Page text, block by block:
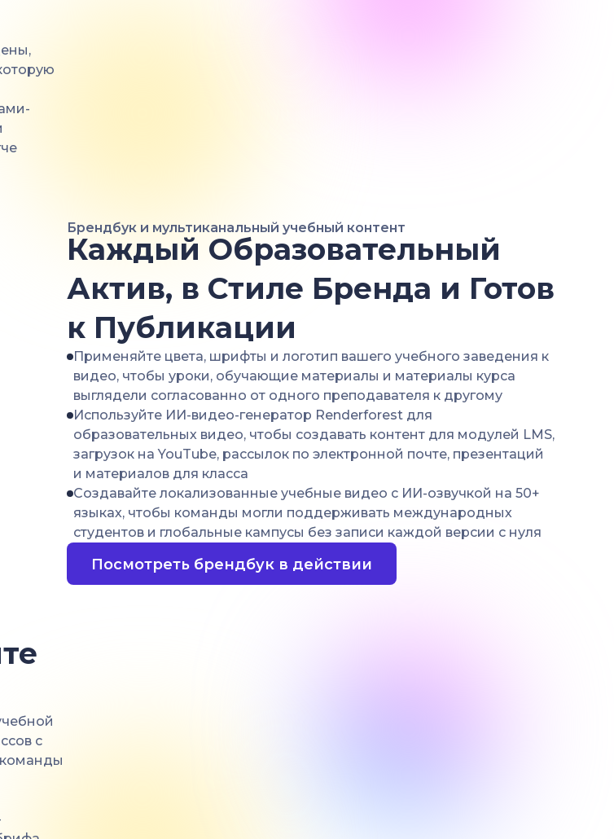
Брендбук и мультиканальный учебный контент
Каждый Образовательный
Актив, в Стиле Бренда и Готов
к Публикации
Применяйте цвета, шрифты и логотип вашего учебного заведения к
видео, чтобы уроки, обучающие материалы и материалы курса
выглядели согласованно от одного преподавателя к другому
Используйте ИИ-видео-генератор Renderforest для
образовательных видео, чтобы создавать контент для модулей LMS,
загрузок на YouTube, рассылок по электронной почте, презентаций
и материалов для класса
Создавайте локализованные учебные видео с ИИ-озвучкой на 50+
языках, чтобы команды могли поддерживать международных
студентов и глобальные кампусы без записи каждой версии с нуля
Посмотреть брендбук в действии
с